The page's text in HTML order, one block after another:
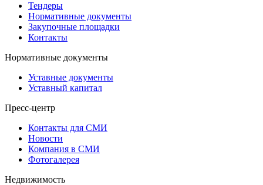
Тендеры
Нормативные документы
Закупочные площадки
Контакты
Нормативные документы
Уставные документы
Уставный капитал
Пресс-центр
Контакты для СМИ
Новости
Компания в СМИ
Фотогалерея
Недвижимость